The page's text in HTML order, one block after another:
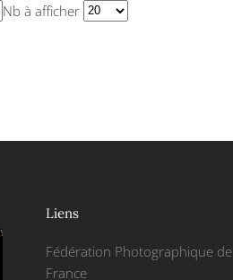
Nb à afficher
Liens
Fédération Photographique de
France